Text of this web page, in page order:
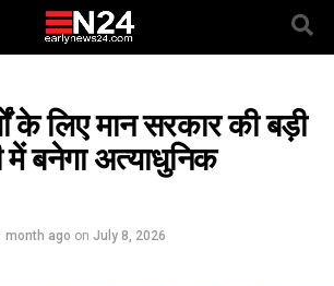
के लिए मान सरकार की बड़ी
में बनेगा अत्याधुनिक
month ago on July 8, 2026